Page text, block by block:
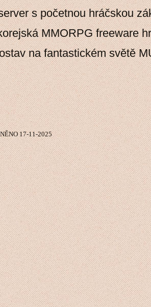
s početnou hráčskou
MMORPG freeware
na fantastickém světě
17-11-2025